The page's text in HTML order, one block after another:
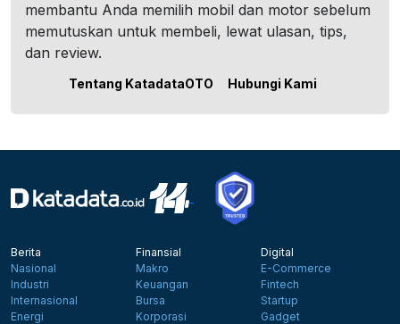
membantu Anda memilih mobil dan motor sebelum
memutuskan untuk membeli, lewat ulasan, tips,
dan review.
Tentang KatadataOTO Hubungi Kami
Berita
Nasional
Industri
Internasional
Energi
Finansial
Makro
Keuangan
Bursa
Korporasi
Digital
E-Commerce
Fintech
Startup
Gadget